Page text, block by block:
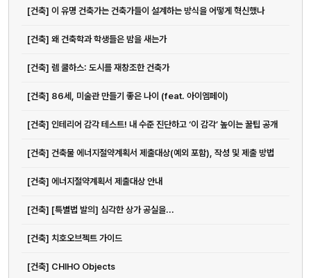
[건축] 이 유명 건축가는 건축가들이 설계하는 방식을 어떻게 혁신했나
[건축] 왜 건축학과 학생들은 밤을 새는가
[건축] 렘 쿨하스: 도시를 재창조한 건축가
[건축] 86세, 미술관 만들기 좋은 나이 (feat. 아이엠페이)
[건축] 인테리어 감각 테스트! 내 수준 진단하고 ‘이 감각’ 높이는 꿀팁 공개
[건축] 건축물 에너지절약계획서 제출대상(예외 포함), 작성 및 제출 방법
[건축] 에너지절약계획서 제출대상 안내
[건축] [특별법 발의] 심각한 상가 공실을...
[건축] 치호오브젝트 가이드
[건축] CHIHO Objects